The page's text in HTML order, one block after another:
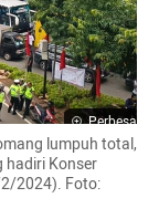
Perbesar
lumpuh total,
hadiri Konser
2024). Foto: